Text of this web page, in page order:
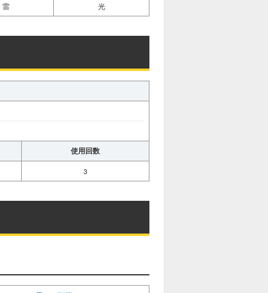
雷 光
使用回数
3